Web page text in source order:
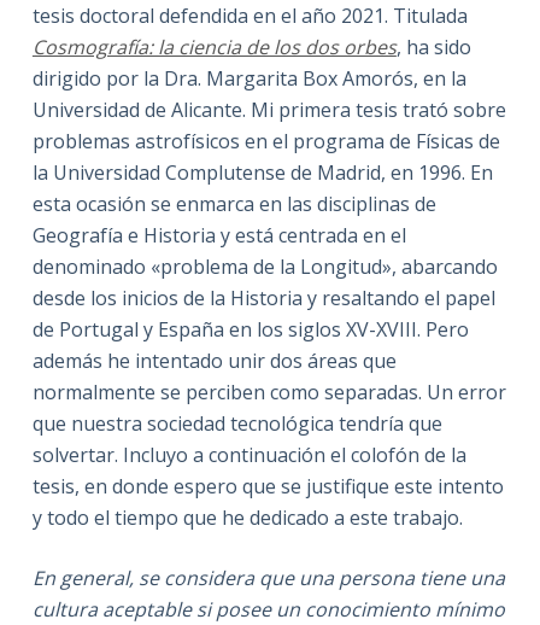
tesis doctoral defendida en el año 2021. Titulada
Cosmografía: la ciencia de los dos orbes, ha sido
dirigido por la Dra. Margarita Box Amorós, en la
Universidad de Alicante. Mi primera tesis trató sobre
problemas astrofísicos en el programa de Físicas de
la Universidad Complutense de Madrid, en 1996. En
esta ocasión se enmarca en las disciplinas de
Geografía e Historia y está centrada en el
denominado «problema de la Longitud», abarcando
desde los inicios de la Historia y resaltando el papel
de Portugal y España en los siglos XV-XVIII. Pero
además he intentado unir dos áreas que
normalmente se perciben como separadas. Un error
que nuestra sociedad tecnológica tendría que
solvertar. Incluyo a continuación el colofón de la
tesis, en donde espero que se justifique este intento
y todo el tiempo que he dedicado a este trabajo.
En general, se considera que una persona tiene una
cultura aceptable si posee un conocimiento mínimo